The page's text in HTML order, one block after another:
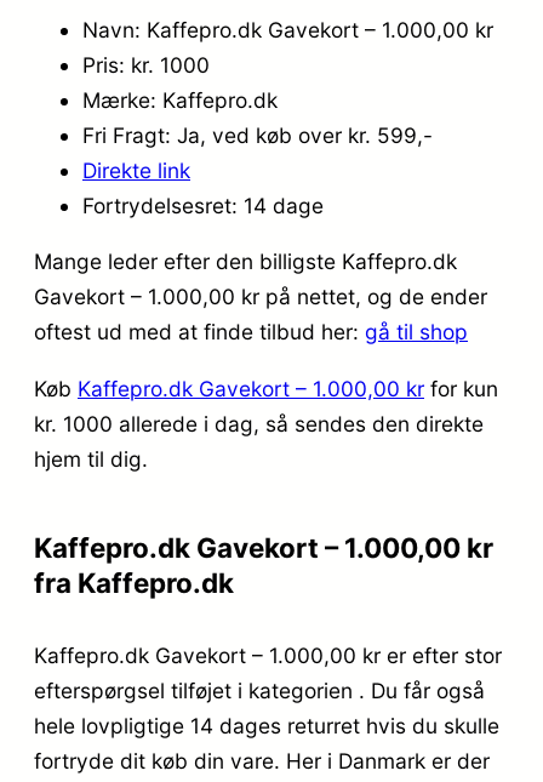
Navn: Kaffepro.dk Gavekort – 1.000,00 kr
Pris: kr. 1000
Mærke: Kaffepro.dk
Fri Fragt: Ja, ved køb over kr. 599,-
Direkte link
Fortrydelsesret: 14 dage
Mange leder efter den billigste Kaffepro.dk
Gavekort – 1.000,00 kr på nettet, og de ender
oftest ud med at finde tilbud her: gå til shop
Køb Kaffepro.dk Gavekort – 1.000,00 kr for kun
kr. 1000 allerede i dag, så sendes den direkte
hjem til dig.
Kaffepro.dk Gavekort – 1.000,00 kr
fra Kaffepro.dk
Kaffepro.dk Gavekort – 1.000,00 kr er efter stor
efterspørgsel tilføjet i kategorien . Du får også
hele lovpligtige 14 dages returret hvis du skulle
fortryde dit køb din vare. Her i Danmark er der